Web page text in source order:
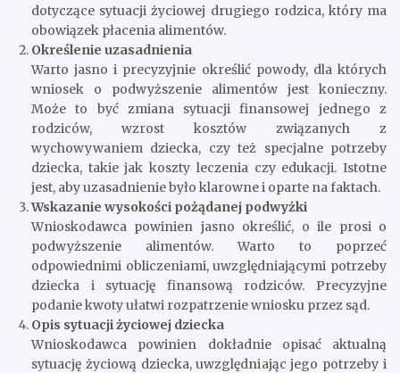
dotyczące sytuacji życiowej drugiego rodzica, który ma
obowiązek płacenia alimentów.
Określenie uzasadnienia
Warto jasno i precyzyjnie określić powody, dla których
wniosek o podwyższenie alimentów jest konieczny.
Może to być zmiana sytuacji finansowej jednego z
rodziców, wzrost kosztów związanych z
wychowywaniem dziecka, czy też specjalne potrzeby
dziecka, takie jak koszty leczenia czy edukacji. Istotne
jest, aby uzasadnienie było klarowne i oparte na faktach.
Wskazanie wysokości pożądanej podwyżki
Wnioskodawca powinien jasno określić, o ile prosi o
podwyższenie alimentów. Warto to poprzeć
odpowiednimi obliczeniami, uwzględniającymi potrzeby
dziecka i sytuację finansową rodziców. Precyzyjne
podanie kwoty ułatwi rozpatrzenie wniosku przez sąd.
Opis sytuacji życiowej dziecka
Wnioskodawca powinien dokładnie opisać aktualną
sytuację życiową dziecka, uwzględniając jego potrzeby i